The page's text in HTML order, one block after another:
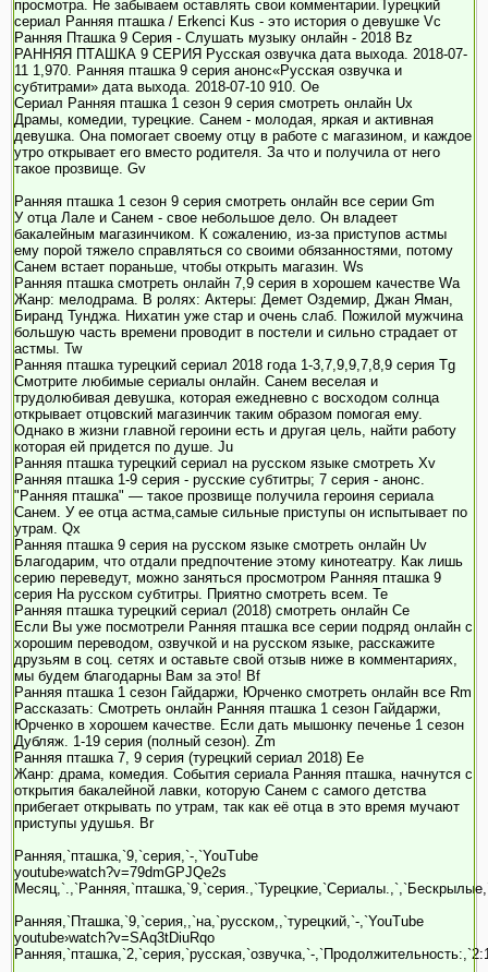
просмотра. Не забываем оставлять свои комментарии.Турецкий
сериал Ранняя пташка / Erkenci Kus - это история о девушке Vc
Ранняя Пташка 9 Серия - Слушать музыку онлайн - 2018 Bz
РАННЯЯ ПТАШКА 9 СЕРИЯ Русская озвучка дата выхода. 2018-07-
11 1,970. Ранняя пташка 9 серия анонс«Русская озвучка и
субтитрами» дата выхода. 2018-07-10 910. Oe
Сериал Ранняя пташка 1 сезон 9 серия смотреть онлайн Ux
Драмы, комедии, турецкие. Санем - молодая, яркая и активная
девушка. Она помогает своему отцу в работе с магазином, и каждое
утро открывает его вместо родителя. За что и получила от него
такое прозвище. Gv
Ранняя пташка 1 сезон 9 серия смотреть онлайн все серии Gm
У отца Лале и Санем - свое небольшое дело. Он владеет
бакалейным магазинчиком. К сожалению, из-за приступов астмы
ему порой тяжело справляться со своими обязанностями, потому
Санем встает пораньше, чтобы открыть магазин. Ws
Ранняя пташка смотреть онлайн 7,9 серия в хорошем качестве Wa
Жанр: мелодрама. В ролях: Актеры: Демет Оздемир, Джан Яман,
Биранд Тунджа. Нихатин уже стар и очень слаб. Пожилой мужчина
большую часть времени проводит в постели и сильно страдает от
астмы. Tw
Ранняя пташка турецкий сериал 2018 года 1-3,7,9,9,7,8,9 серия Tg
Смотрите любимые сериалы онлайн. Санем веселая и
трудолюбивая девушка, которая ежедневно с восходом солнца
открывает отцовский магазинчик таким образом помогая ему.
Однако в жизни главной героини есть и другая цель, найти работу
которая ей придется по душе. Ju
Ранняя пташка турецкий сериал на русском языке смотреть Xv
Ранняя пташка 1-9 серия - русские субтитры; 7 серия - анонс.
"Ранняя пташка" — такое прозвище получила героиня сериала
Санем. У ее отца астма,самые сильные приступы он испытывает по
утрам. Qx
Ранняя пташка 9 серия на русском языке смотреть онлайн Uv
Благодарим, что отдали предпочтение этому кинотеатру. Как лишь
серию переведут, можно заняться просмотром Ранняя пташка 9
серия На русском субтитры. Приятно смотреть всем. Te
Ранняя пташка турецкий сериал (2018) смотреть онлайн Ce
Если Вы уже посмотрели Ранняя пташка все серии подряд онлайн с
хорошим переводом, озвучкой и на русском языке, расскажите
друзьям в соц. сетях и оставьте свой отзыв ниже в комментариях,
мы будем благодарны Вам за это! Bf
Ранняя пташка 1 сезон Гайдаржи, Юрченко смотреть онлайн все Rm
Рассказать: Смотреть онлайн Ранняя пташка 1 сезон Гайдаржи,
Юрченко в хорошем качестве. Если дать мышонку печенье 1 сезон
Дубляж. 1-19 серия (полный сезон). Zm
Ранняя пташка 7, 9 серия (турецкий сериал 2018) Ee
Жанр: драма, комедия. События сериала Ранняя пташка, начнутся с
открытия бакалейной лавки, которую Санем с самого детства
прибегает открывать по утрам, так как её отца в это время мучают
приступы удушья. Br
Ранняя,`пташка,`9,`серия,`-,`YouTube
youtube›watch?v=79dmGPJQe2s
Ранняя,`Пташка,`9,`серия,,`на,`русском,,`турецкий,`-,`YouTube
youtube›watch?v=SAq3tDiuRqo
Ранняя,`пташка,`2,`серия,`русская,`озвучка,`-